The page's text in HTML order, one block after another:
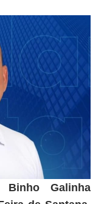
Galinha